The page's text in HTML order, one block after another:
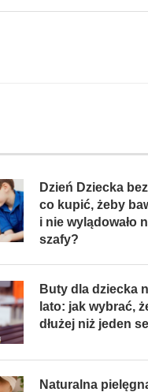
Dzień Dziecka
co kupić, żeby
i nie wylądowało
szafy?
Buty dla dziecka
lato: jak wybrać,
dłużej niż jeden
Naturalna